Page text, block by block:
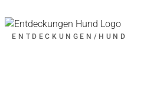
ENTDECKUNGEN/HUND